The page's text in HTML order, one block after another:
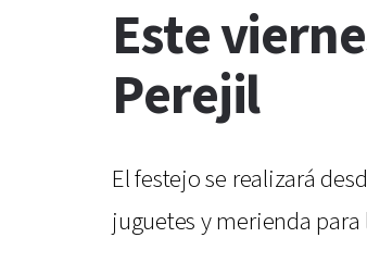
Este
Perejil
El festejo se realizará
juguetes y merienda